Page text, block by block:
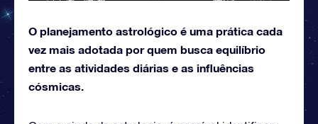
O planejamento astrológico é uma prática cada
vez mais adotada por quem busca equilíbrio
entre as atividades diárias e as influências
cósmicas.